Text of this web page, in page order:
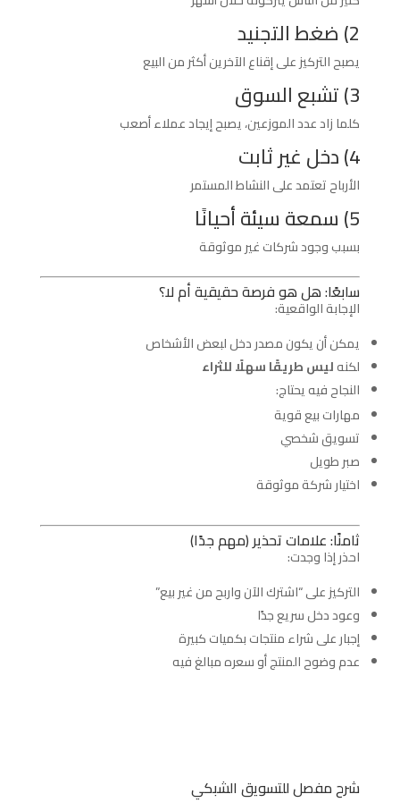
2) ضغط التجنيد
يصبح التركيز على إقناع الآخرين أكثر من البيع
3) تشبع السوق
كلما زاد عدد الموزعين، يصبح إيجاد عملاء أصعب
4) دخل غير ثابت
الأرباح تعتمد على النشاط المستمر
5) سمعة سيئة أحيانًا
بسبب وجود شركات غير موثوقة
سابعًا: هل هو فرصة حقيقية أم لا؟
الإجابة الواقعية:
يمكن أن يكون مصدر دخل لبعض الأشخاص
لكنهليس طريقًا سهلًا للثراء
النجاح فيه يحتاج:
مهارات بيع قوية
تسويق شخصي
صبر طويل
اختيار شركة موثوقة
ثامنًا: علامات تحذير (مهم جدًا)
احذر إذا وجدت:
التركيز على “اشترك الآن واربح من غير بيع”
وعود دخل سريع جدًا
إجبار على شراء منتجات بكميات كبيرة
عدم وضوح المنتج أو سعره مبالغ فيه
شرح مفصل للتسويق الشبكي